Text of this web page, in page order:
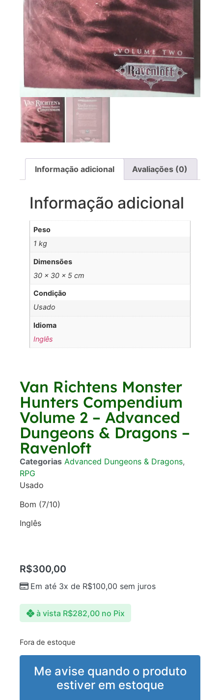
Informação adicional Avaliações (0)
Informação adicional
Peso
1 kg
Dimensões
30 × 30 × 5 cm
Condição
Usado
Idioma
Inglês
Van Richtens Monster
Hunters Compendium
Volume 2 – Advanced
Dungeons & Dragons –
Ravenloft
Categorias Advanced Dungeons & Dragons,
RPG
Usado
Bom (7/10)
Inglês
R$300,00
Em até 3x de R$100,00 sem juros
à vista R$282,00 no Pix
Fora de estoque
Me avise quando o produto
estiver em estoque